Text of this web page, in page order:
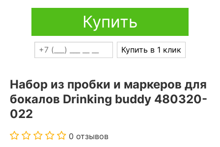
Купить
Купить в 1 клик
Набор из пробки и маркеров для
бокалов Drinking buddy 480320-
022
0 отзывов